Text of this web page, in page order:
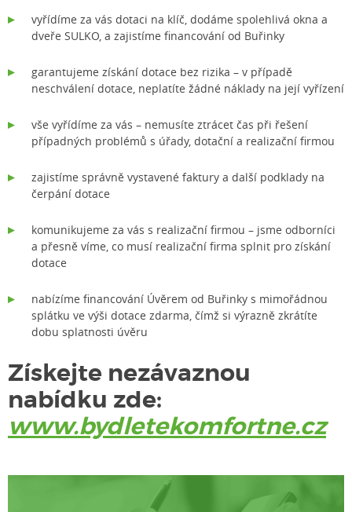
vyřídíme za vás dotaci na klíč, dodáme spolehlivá okna a
dveře SULKO, a zajistíme financování od Buřinky
garantujeme získání dotace bez rizika – v případě
neschválení dotace, neplatíte žádné náklady na její vyřízení
vše vyřídíme za vás – nemusíte ztrácet čas při řešení
případných problémů s úřady, dotační a realizační firmou
zajistíme správně vystavené faktury a další podklady na
čerpání dotace
komunikujeme za vás s realizační firmou – jsme odborníci
a přesně víme, co musí realizační firma splnit pro získání
dotace
nabízíme financování Úvěrem od Buřinky s mimořádnou
splátku ve výši dotace zdarma, čímž si výrazně zkrátíte
dobu splatnosti úvěru
Získejte nezávaznou
nabídku zde:
www.bydletekomfortne.cz